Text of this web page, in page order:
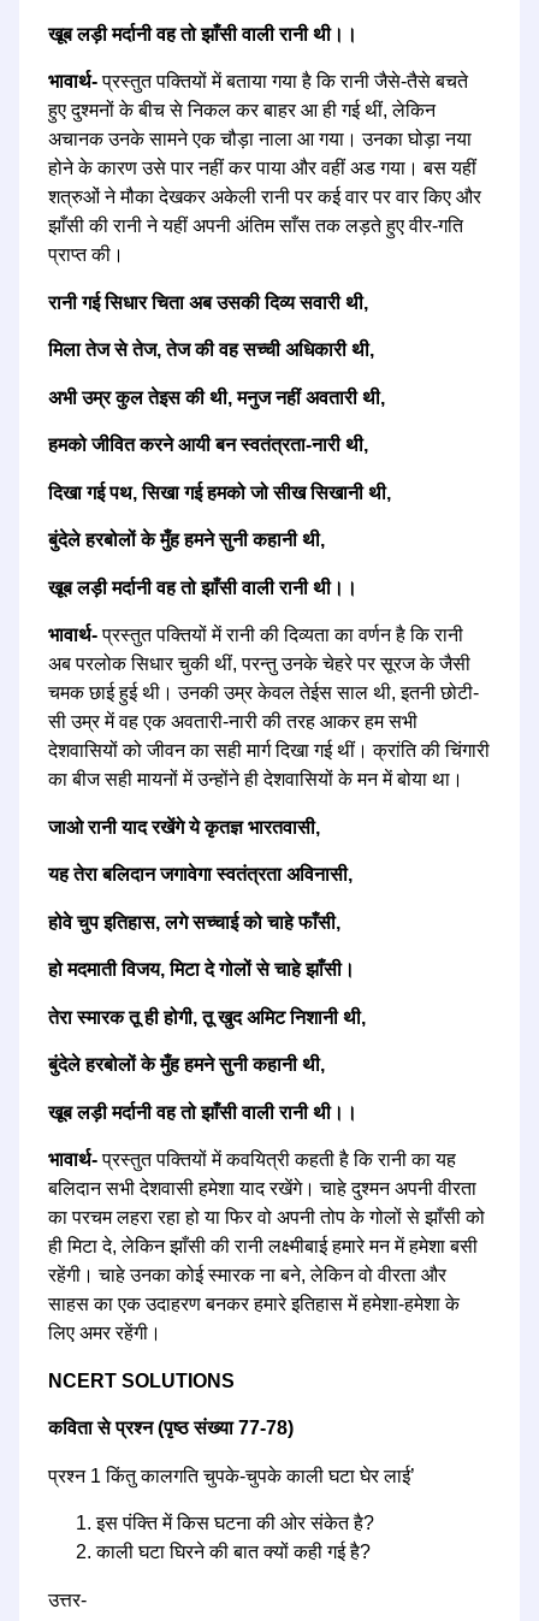
खूब लड़ी मर्दानी वह तो झाँसी वाली रानी थी।।
भावार्थ-प्रस्तुत पक्तियों में बताया गया है कि रानी जैसे-तैसे बचते
हुए दुश्मनों के बीच से निकल कर बाहर आ ही गई थीं, लेकिन
अचानक उनके सामने एक चौड़ा नाला आ गया। उनका घोड़ा नया
होने के कारण उसे पार नहीं कर पाया और वहीं अड गया। बस यहीं
शत्रुओं ने मौका देखकर अकेली रानी पर कई वार पर वार किए और
झाँसी की रानी ने यहीं अपनी अंतिम साँस तक लड़ते हुए वीर-गति
प्राप्त की।
रानी गई सिधार चिता अब उसकी दिव्य सवारी थी,
मिला तेज से तेज, तेज की वह सच्ची अधिकारी थी,
अभी उम्र कुल तेइस की थी, मनुज नहीं अवतारी थी,
हमको जीवित करने आयी बन स्वतंत्रता-नारी थी,
दिखा गई पथ, सिखा गई हमको जो सीख सिखानी थी,
बुंदेले हरबोलों के मुँह हमने सुनी कहानी थी,
खूब लड़ी मर्दानी वह तो झाँसी वाली रानी थी।।
भावार्थ-प्रस्तुत पक्तियों में रानी की दिव्यता का वर्णन है कि रानी
अब परलोक सिधार चुकी थीं, परन्तु उनके चेहरे पर सूरज के जैसी
चमक छाई हुई थी। उनकी उम्र केवल तेईस साल थी, इतनी छोटी-
सी उम्र में वह एक अवतारी-नारी की तरह आकर हम सभी
देशवासियों को जीवन का सही मार्ग दिखा गई थीं। क्रांति की चिंगारी
का बीज सही मायनों में उन्होंने ही देशवासियों के मन में बोया था।
जाओ रानी याद रखेंगे ये कृतज्ञ भारतवासी,
यह तेरा बलिदान जगावेगा स्वतंत्रता अविनासी,
होवे चुप इतिहास, लगे सच्चाई को चाहे फाँसी,
हो मदमाती विजय, मिटा दे गोलों से चाहे झाँसी।
तेरा स्मारक तू ही होगी, तू खुद अमिट निशानी थी,
बुंदेले हरबोलों के मुँह हमने सुनी कहानी थी,
खूब लड़ी मर्दानी वह तो झाँसी वाली रानी थी।।
भावार्थ-प्रस्तुत पक्तियों में कवयित्री कहती है कि रानी का यह
बलिदान सभी देशवासी हमेशा याद रखेंगे। चाहे दुश्मन अपनी वीरता
का परचम लहरा रहा हो या फिर वो अपनी तोप के गोलों से झाँसी को
ही मिटा दे, लेकिन झाँसी की रानी लक्ष्मीबाई हमारे मन में हमेशा बसी
रहेंगी। चाहे उनका कोई स्मारक ना बने, लेकिन वो वीरता और
साहस का एक उदाहरण बनकर हमारे इतिहास में हमेशा-हमेशा के
लिए अमर रहेंगी।
NCERT SOLUTIONS
कविता से प्रश्न (पृष्ठ संख्या 77-78)
प्रश्न 1 किंतु कालगति चुपके-चुपके काली घटा घेर लाई’
इस पंक्ति में किस घटना की ओर संकेत है?
काली घटा घिरने की बात क्यों कही गई है?
उत्तर-